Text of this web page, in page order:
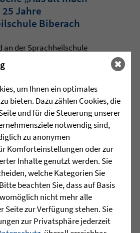
Jahre
Biberach
an der Sprachheilschule
im Zeichen des Umwelt-
Unter dem Motto
neu“ beschäftigten sich
und Schüler im
Projektwoche intensiv
Müllvermeidung, ...
HÖR-SPRACHZENTRUM
und
- auf geht´s in
um Ihnen ein optimales
bieten. Dazu zählen Cookies, die
und für die Steuerung unserer
notwendig sind,
zu anonymen
Komforteinstellungen oder zur
Inhalte genutzt werden. Sie
welche Kategorien Sie
beachten Sie, dass auf Basis
nicht mehr alle
zur Verfügung stehen. Sie
zur Privatsphäre jederzeit